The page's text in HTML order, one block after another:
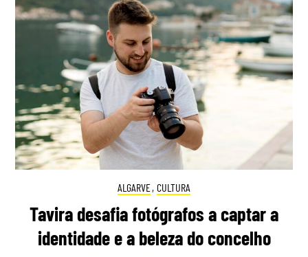
ALGARVE, CULTURA
Tavira desafia fotógrafos a captar a
identidade e a beleza do concelho